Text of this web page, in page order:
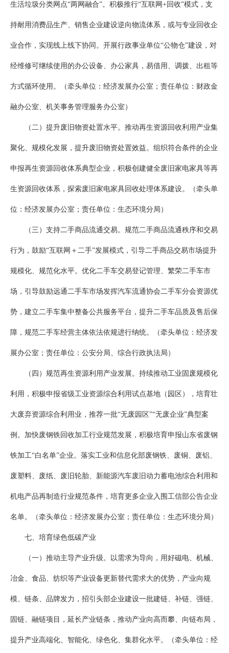
生活垃圾分类网点“两网融合”。积极推行“互联网+回收”模式，支
持耐用消费品生产、销售企业建设逆向物流体系，或与专业回收企
业合作，实现线上线下协同。开展行政事业单位“公物仓”建设，对
经维修可继续使用的办公设备、办公家具，易借用、调拨、出租等
方式循环使用。（牵头单位：经济发展办公室；责任单位：财政金
融办公室、机关事务管理服务办公室）
（二）提升废旧物资处置水平。推动再生资源回收利用产业集
聚化、规模化发展，提升废旧物资处置效益。组织符合条件的企业
申报再生资源回收体系典型企业，积极创建健全废旧家电家具等再
生资源回收体系，探索废旧家电家具回收处理体系建设。（牵头单
位：经济发展办公室；责任单位：生态环境分局）
（三）支持二手商品流通交易。规范二手商品流通秩序和交易
行为，鼓励“互联网＋二手”发展模式，引导二手商品交易市场提升
规模化、规范化水平。优化二手车交易登记管理、繁荣二手车市
场，引导鼓励远通二手车市场发挥汽车流通协会二手车分会资源优
势，建立二手车集中整备公共服务平台，提升二手车品质及售后保
障，规范二手车经营主体依法依规进行纳统。（牵头单位：经济发
展办公室；责任单位：公安分局、综合行政执法局）
（四）规范再生资源利用产业发展。持续推动工业固废规模化
利用，积极申报省级工业资源综合利用试点基地（园区），培育壮
大废弃资源综合利用业，推荐一批“无废园区”“无废企业”典型案
例。加快废钢铁回收加工行业规范发展，积极培育申报山东省废钢
铁加工“白名单”企业。落实工业和信息化部废钢铁、废铜、废铝、
废塑料、废纸、废旧轮胎、新能源汽车废旧动力蓄电池综合利用和
机电产品再制造行业规范条件，培育更多企业入围工信部公告企业
名单。（牵头单位：经济发展办公室；责任单位：生态环境分局）
七、培育绿色低碳产业
（一）推动主导产业升级。以需求为导向，用好磁电、机械、
冶金、食品、纺织等产业设备更新替代需求大的优势，产业向规
模、链条、品牌发力，招引头部企业建设一批建链、补链、强链、
固链、融链项目，延长产业链条，推动产业向高而攀、向链布局，
提升产业高端化、智能化、绿色化、集群化水平。（牵头单位：经